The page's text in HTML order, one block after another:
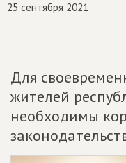
25 сентября 2021
Для
жителей
необходимы